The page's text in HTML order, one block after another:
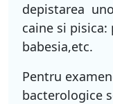
depistarea
caine si pisica:
babesia,etc.
Pentru
bacterologice